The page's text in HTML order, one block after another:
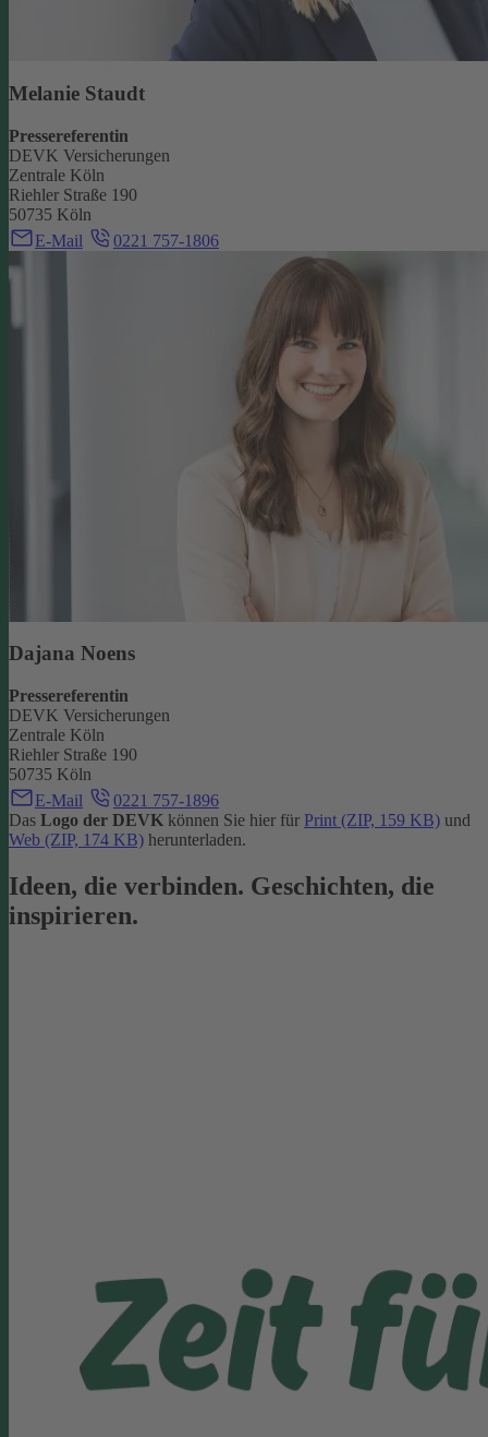
Melanie Staudt
Pressereferentin
DEVK Versicherungen
Zentrale Köln
Riehler Straße 190
50735 Köln
E-Mail
0221 757-1806
Dajana Noens
Pressereferentin
DEVK Versicherungen
Zentrale Köln
Riehler Straße 190
50735 Köln
E-Mail
0221 757-1896
Das Logo der DEVK können Sie hier für Print (ZIP, 159 KB) und
Web (ZIP, 174 KB) herunterladen.
Ideen, die verbinden. Geschichten, die
inspirieren.